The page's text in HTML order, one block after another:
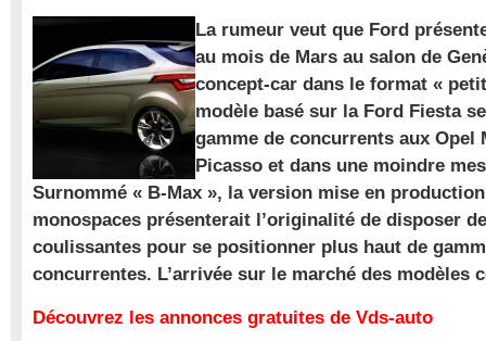
La rumeur veut que Ford
au mois de Mars au salon de
concept-car dans le format «
modèle basé sur la Ford Fiesta
gamme de concurrents aux Opel
Picasso et dans une moindre
Surnommé « B-Max », la version mise en
monospaces présenterait l’originalité de disposer
coulissantes pour se positionner plus haut de
concurrentes. L’arrivée sur le marché des modèles
Découvrez les annonces gratuites de Vds-auto